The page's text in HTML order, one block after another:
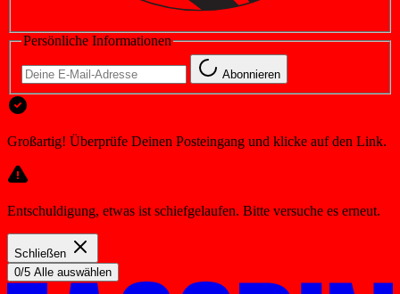
Persönliche Informationen
Abonnieren
Großartig! Überprüfe Deinen Posteingang und klicke auf den Link.
Entschuldigung, etwas ist schiefgelaufen. Bitte versuche es erneut.
Schließen
0/5 Alle auswählen